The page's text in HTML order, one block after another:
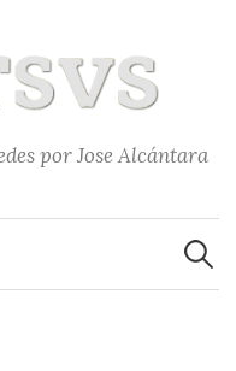
por Jose Alcántara